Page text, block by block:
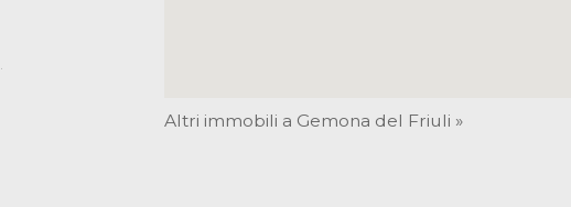
Altri immobili a Gemona del Friuli »